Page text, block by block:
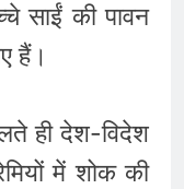
साईं की पावन
हैं।
ही देश-विदेश
में शोक की